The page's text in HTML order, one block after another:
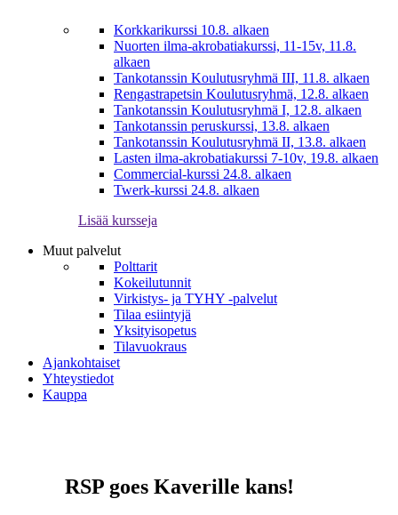
Korkkarikurssi 10.8. alkaen
Nuorten ilma-akrobatiakurssi, 11-15v, 11.8.
alkaen
Tankotanssin Koulutusryhmä III, 11.8. alkaen
Rengastrapetsin Koulutusryhmä, 12.8. alkaen
Tankotanssin Koulutusryhmä I, 12.8. alkaen
Tankotanssin peruskurssi, 13.8. alkaen
Tankotanssin Koulutusryhmä II, 13.8. alkaen
Lasten ilma-akrobatiakurssi 7-10v, 19.8. alkaen
Commercial-kurssi 24.8. alkaen
Twerk-kurssi 24.8. alkaen
Lisää kursseja
Muut palvelut
Polttarit
Kokeilutunnit
Virkistys- ja TYHY -palvelut
Tilaa esiintyjä
Yksityisopetus
Tilavuokraus
Ajankohtaiset
Yhteystiedot
Kauppa
RSP goes Kaverille kans!